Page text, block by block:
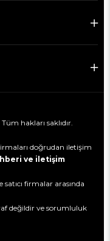
hakları saklıdır.
doğrudan iletişim
ve iletişim
satıcı firmalar arasında
değildir ve sorumluluk